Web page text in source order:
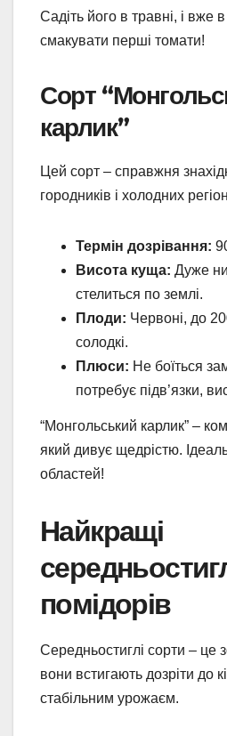
Садіть його в травні, і вже
смакувати перші томати!
Сорт
карлик”
Цей сорт – справжня
городників і холодних
Термін дозрівання:
Висота куща: Дуже
стелиться по землі.
Плоди: Червоні, до
солодкі.
Плюси: Не боїться
потребує підв’язки,
“Монгольський карлик” –
який дивує щедрістю.
областей!
Найкращі
помідорів
Середньостиглі сорти – це
вони встигають дозріти до
стабільним урожаєм.